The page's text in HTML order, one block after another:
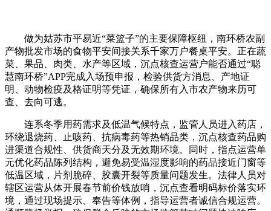
做为姑苏市平易近“菜篮子”的主要保障枢纽，南环桥农副
产物批发市场的食物平安间接关系千家万户餐桌平安。正在蔬
菜、果品、肉类、水产等区域，沉点核查运营户能否通过“聪
慧南环桥”APP完成入场预申报，检验供货方消息、产地证
明、动物检疫及格证明等凭证，确保所有入市农产物来历可
查、去向可逃。
连系冬季用药需求及低温气候特点，监管人员进入药店，
环绕退烧药、止咳药、抗病毒药等热销品类，沉点核查药品购
进渠道合规性、供货商天分及无效期环境。同时，指点运营单
元优化药品陈列结构，避免易受温湿度影响的药品接近门窗等
低温区域，片剂脆碎、胶囊开裂等质量问题发生。法律人员对
辖区运营从体开展春节前价钱放哨，沉点查看明码标价落实环
境，通过现场提示、奉告等体例，指导运营者诚信合规运营。